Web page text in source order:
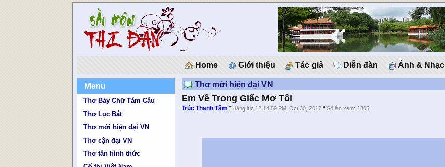
Home Giới thiệu Tác giả Diễn đàn Ảnh & Nhạc
Menu
Thơ Bảy Chữ Tám Câu
Thơ Lục Bát
Thơ mới hiện đại VN
Thơ cận đại VN
Thơ tân hình thức
Thơ mới hiện đại VN
Em Về Trong Giấc Mơ Tôi
Trúc Thanh Tâm * đăng lúc 12:14:59 PM, Oct 30, 2017* Số lần xem: 1805